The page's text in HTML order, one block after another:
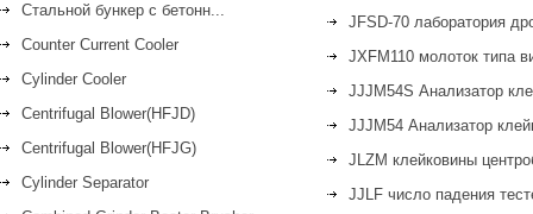
Стальной бункер с бетонн...
Counter Current Cooler
Cylinder Cooler
Centrifugal Blower(HFJD)
Centrifugal Blower(HFJG)
Cylinder Separator
JFSD-70 лаборатория
JXFM110 молоток типа
JJJM54S Анализатор
JJJM54 Анализатор
JLZM клейковины
JJLF число падения